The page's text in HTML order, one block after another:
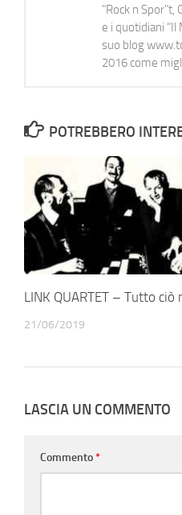
"Rock n Spor"t,
e i quotidiani “Il
suo blog
2016 come
POTREBBERO
LINK QUARTET – Tutto ciò
21/06/2019
LASCIA UN COMMENTO
Commento*